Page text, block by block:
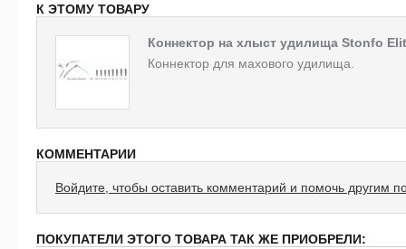
К ЭТОМУ ТОВАРУ
Коннектор на хлыст удилища Stonfo
Коннектор для махового удилища.
КОММЕНТАРИИ
Войдите, чтобы оставить комментарий и помочь другим
ПОКУПАТЕЛИ ЭТОГО ТОВАРА ТАК ЖЕ ПРИОБРЕЛИ: